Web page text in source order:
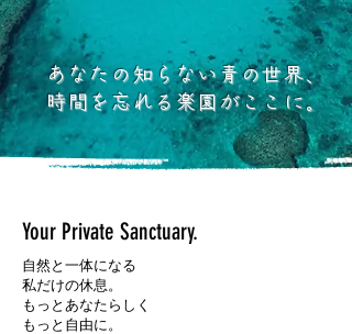
あなたの知らない青の世界、
​時間を忘れる楽園がここに。
Your Private Sanctuary.
自然と一体になる
私だけの休息。
もっとあなたらしく
もっと自由に。